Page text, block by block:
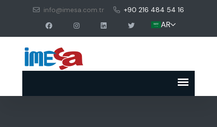
info@imesa.com.tr +90 216 484 54 16
AR